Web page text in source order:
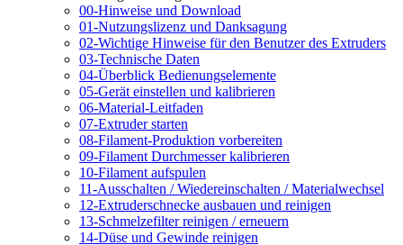
00-Hinweise und Download
01-Nutzungslizenz und Danksagung
02-Wichtige Hinweise für den Benutzer des Extruders
03-Technische Daten
04-Überblick Bedienungselemente
05-Gerät einstellen und kalibrieren
06-Material-Leitfaden
07-Extruder starten
08-Filament-Produktion vorbereiten
09-Filament Durchmesser kalibrieren
10-Filament aufspulen
11-Ausschalten / Wiedereinschalten / Materialwechsel
12-Extruderschnecke ausbauen und reinigen
13-Schmelzefilter reinigen / erneuern
14-Düse und Gewinde reinigen